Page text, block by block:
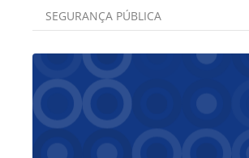
Categoria do curso
SEGURANÇA PÚBLICA